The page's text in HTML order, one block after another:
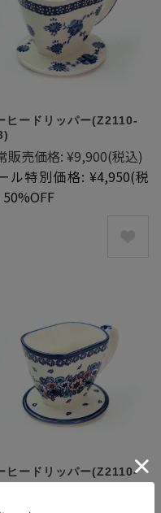
ヒードリッパー(Z2110-
販売価格: ¥9,900(税込)
ル特別価格: ¥4,950(税
50%OFF
ヒードリッパー(Z2110-
販売価格: